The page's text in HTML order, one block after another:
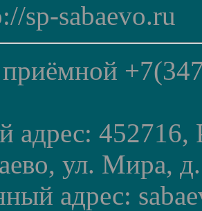
sp-sabaevo.ru
адрес: 452716,
ул. Мира,
адрес: